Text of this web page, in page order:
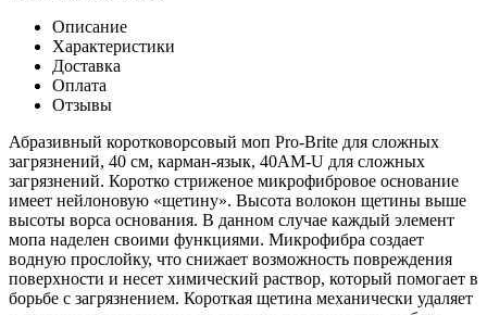
Описание
Характеристики
Доставка
Оплата
Отзывы
Абразивный коротковорсовый моп Pro-Brite для сложных
загрязнений, 40 см, карман-язык, 40AM-U для сложных
загрязнений. Коротко стриженое микрофибровое основание
имеет нейлоновую «щетину». Высота волокон щетины выше
высоты ворса основания. В данном случае каждый элемент
мопа наделен своими функциями. Микрофибра создает
водную прослойку, что снижает возможность повреждения
поверхности и несет химический раствор, который помогает в
борьбе с загрязнением. Короткая щетина механически удаляет